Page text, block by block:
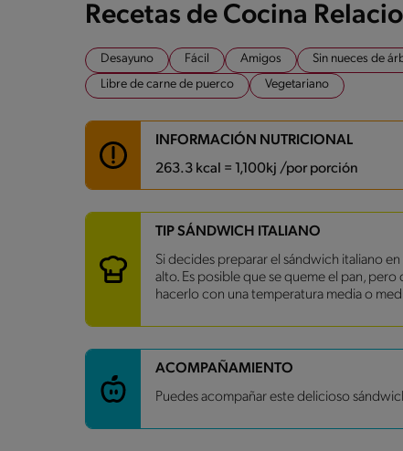
Recetas de Cocina
Desayuno Fácil Amigos Sin nueces de
Libre de carne de puerco
Vegetariano
INFORMACIÓN NUTRICIONAL
263.3 kcal = 1,100kj /por porción
Carbohidratos
27.7 g
Grasas 10.5 g
Fibra 4.9 g
Proteína 14.9 g
Azúcares 5.4 g
TIP SÁNDWICH ITALIANO
Si decides preparar el sándwich italiano
alto. Es posible que se queme el pan,
hacerlo con una temperatura media o
ACOMPAÑAMIENTO
Puedes acompañar este delicioso